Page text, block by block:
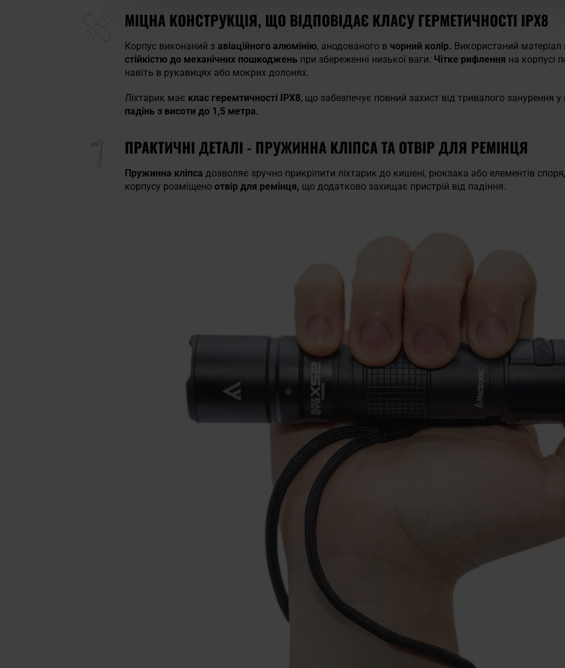
МІЦНА КОНСТРУКЦІЯ, ЩО ВІДПОВІДАЄ КЛАСУ ГЕРМЕТИЧНОСТІ IPX8
Корпус виконаний з авіаційного алюмінію, анодованого в чорний колір. Використаний матеріал
стійкістю до механічних пошкоджень при збереженні низької ваги. Чітке рифлення на корпусі
навіть в рукавицях або мокрих долонях.
Ліхтарик має клас геремтичності IPX8, що забезпечує повний захист від тривалого занурення у
падінь з висоти до 1,5 метра.
ПРАКТИЧНІ ДЕТАЛІ - ПРУЖИННА КЛІПСА ТА ОТВІР ДЛЯ РЕМІНЦЯ
Пружинна кліпса дозволяє зручно прикріпити ліхтарик до кишені, рюкзака або елементів
корпусу розміщено отвір для ремінця, що додатково захищає пристрій від падіння.